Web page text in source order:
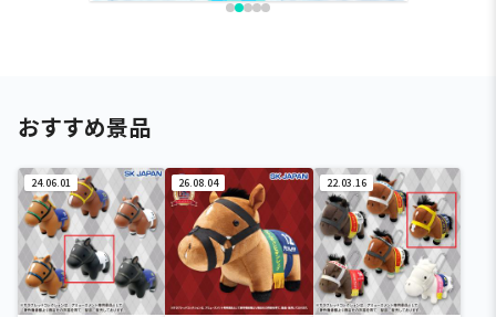
おすすめ景品
24.06.01 26.08.04 22.03.16